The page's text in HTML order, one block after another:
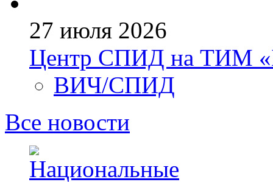
27 июля 2026
Центр СПИД на ТИМ
ВИЧ/СПИД
Все новости